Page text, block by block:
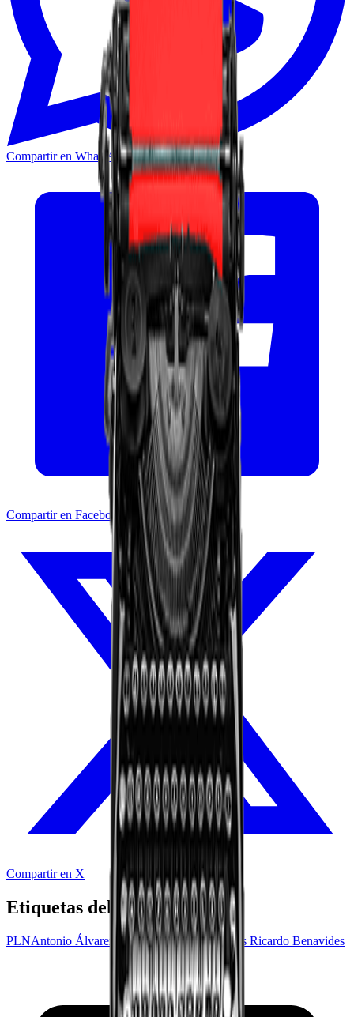
Compartir en WhatsApp
Compartir en Facebook
Compartir en X
Etiquetas del audio
PLNAntonio Álvarez José María FigueresCarlos Ricardo Benavides